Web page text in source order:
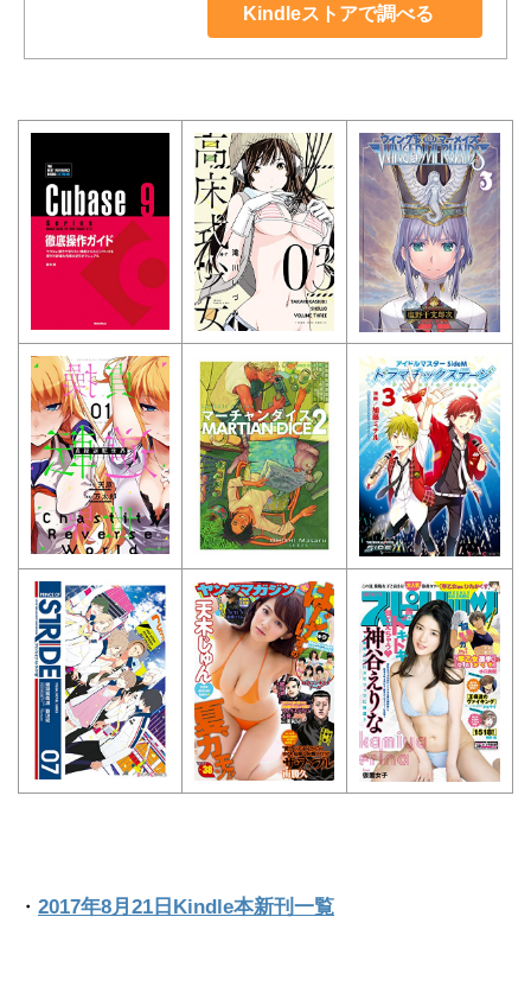
Kindleストアで調べる
・ 2017年8月21日Kindle本新刊一覧